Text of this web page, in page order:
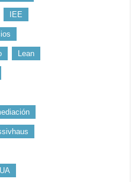
IEE
Lean